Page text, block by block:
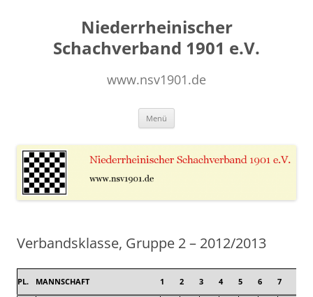
Niederrheinischer
Schachverband 1901 e.V.
www.nsv1901.de
Menü
Verbandsklasse, Gruppe 2 – 2012/2013
PL. MANNSCHAFT 1 2 3 4 5 6 7